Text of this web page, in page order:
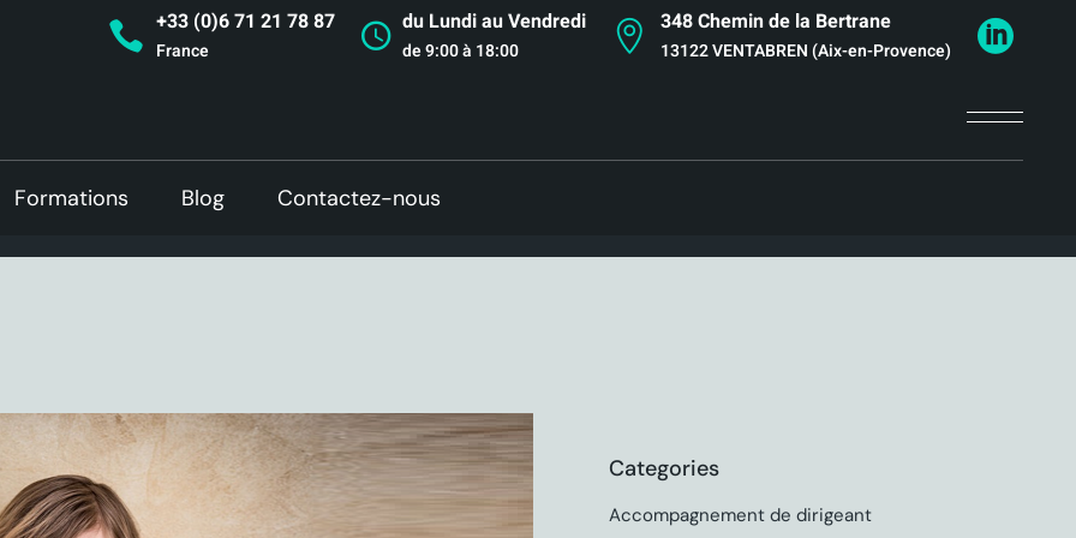
+33 (0)6 71 21 78 87
France
du Lundi au Vendredi
de 9:00 à 18:00
348 Chemin de la Bertrane
13122 VENTABREN (Aix-en-Provence)
Formations Blog Contactez-nous
Categories
Accompagnement de dirigeant